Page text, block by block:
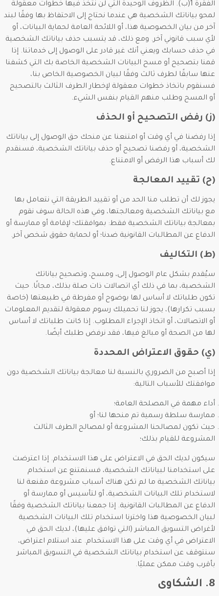
الفقرة 1(ب). الظروف الوحيدة التي لن نتخذ فيها خطوات معقولة
لمحو بياناتك الشخصية هي عندما نحتاج إلى الاحتفاظ بها وفقًا لبند
آخر من بيان الخصوصية هذا، أو اللائحة العامة لحماية البيانات، أو
لأي سبب قانوني آخر. ومع ذلك، قد يتسبب حذف بياناتك الشخصية
في حذف حسابك ويعني أنك غير قادر على الوصول إلى خدماتنا. إذا
قمنا بتصحيح أو مسح البيانات الشخصية الخاصة بك التي كشفنا
عنها سابقًا لطرف ثالث وفقًا لبيان الخصوصية الخاص بنا،
فسنقوم باتخاذ خطوات معقولة لإخطار الطرف الثالث بالتصحيح
أو المسح وطلب منهم القيام بنفس الشيء.
(ز) رفض التصحيح أو الحذف
إذا رفضنا في أي وقت أو امتنعنا عن منحك حق الوصول إلى بياناتك
الشخصية، أو رفضنا تصحيح أو حذف بياناتك الشخصية، فسنقدم
لك أسباب هذا الرفض أو الامتناع.
(ح) تقييد المعالجة
يجوز لك أن تطلب منا الحد من أو تقييد الطريقة التي نتعامل بها
مع بياناتك الشخصية ومعالجتها، وفي هذه الحالة سوف نقوم
بمعالجة بياناتك الشخصية فقط: بموافقتك؛ لإقامة أو ممارسة أو
الدفاع عن المطالبات القانونية ضدنا؛ أو لحماية حقوق شخص آخر.
(ط) التكاليف
سيُقدم بشكل عام الوصول إلى، ومسح، وتصحيح بياناتك
الشخصية، بما في ذلك أي اتصالات ذات صلة بذلك، مجانًا. حيث
تكون طلباتك لا أساس لها بوضوح أو مفرطة في طبيعتها (خاصة
بسبب تكرارها)، يجوز لنا تحميلك رسوم معقولة لتقديم المعلومات
أو الاتصالات، أو اتخاذ الإجراء المطلوب. إذا كانت طلباتك لا أساس
لها من الصحة أو مبالغ فيها، فقد نرفض طلبك أيضًا.
(ي) حقوق الاعتراض المحددة
إذا أصبح من الضروري بالنسبة لنا معالجة بياناتك الشخصية دون
موافقتك للأسباب التالية:
أداء مهمة في المصلحة العامة؛
ممارسة سلطة رسمية تم منحها لنا؛ أو
حيث تكون لمصالحنا المشروعة أو لمصالح الطرف الثالث
المشروعة للقيام بذلك؛
سيكون لديك الحق في الاعتراض على هذا الاستخدام. إذا اعترضت
على استخدامنا لبياناتك الشخصية، فسنمتنع عن استخدام
بياناتك الشخصية ما لم تكن هناك أسباب مشروعة مقنعة لنا
لاستخدام تلك البيانات الشخصية، أو لتأسيس أو ممارسة أو
الدفاع عن المطالبات القانونية. إذا جمعنا بياناتك الشخصية وفقًا
لبيان الخصوصية هذا واخترنا استخدام تلك البيانات الشخصية
لأغراض التسويق المباشر (التي توافق عليها)، لديك الحق في
الاعتراض في أي وقت على هذا الاستخدام. عند استلام اعتراض،
سنتوقف عن استخدام بياناتك الشخصية في التسويق المباشر
بأقرب وقت ممكن عمليًا.
8. الشكاوى